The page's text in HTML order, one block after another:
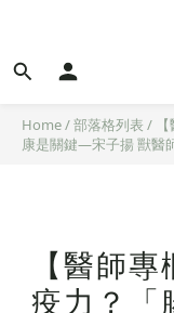
Home/部落格列表 /
康是關鍵—宋子揚 獸醫
【醫師
疫力？